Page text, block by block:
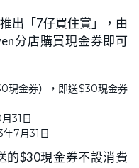
出「7仔買住賞」，由
分店購買現金券即可
現金券），即送$30現金券
31日
7月31日
的$30現金券不設消費